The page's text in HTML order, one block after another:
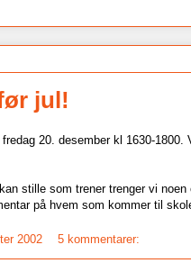
jul!
20. desember kl 1630-
stille som trener trenger vi
på hvem som kommer til
2002 5 kommentarer: